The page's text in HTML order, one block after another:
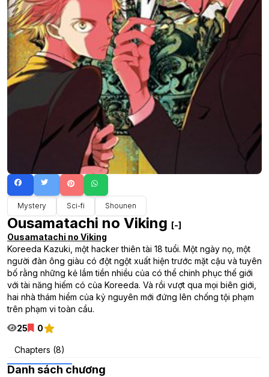
Mystery Sci-fi Shounen
Ousamatachi no Viking [-]
Ousamatachi no Viking
Koreeda Kazuki, một hacker thiên tài 18 tuổi. Một ngày nọ, một
người đàn ông giàu có đột ngột xuất hiện trước mặt cậu và tuyên
bố rằng những kẻ lắm tiền nhiều của có thể chinh phục thế giới
với tài năng hiếm có của Koreeda. Và rồi vượt qua mọi biên giới,
hai nhà thám hiểm của kỷ nguyên mới đứng lên chống tội phạm
trên phạm vi toàn cầu.
25
0
Chapters (8)
Danh sách chương